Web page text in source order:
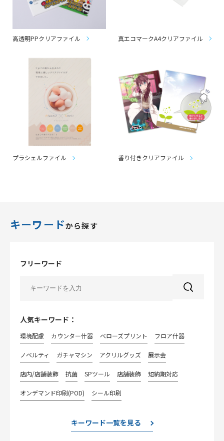
高透明PPクリアファイル 真エコマークA4クリアファイル
プラシェルファイル 香り付きクリアファイル
キーワードから探す
フリーワード
人気キーワード：
環境配慮 カウンター什器 べローズプリント フロア什器
ノベルティ ガチャマシン アクリルグッズ 展示会
店内/店舗装飾 抗菌 SPツール 店舗装飾 短納期対応
オンデマンド印刷(POD) シール印刷
キーワード一覧を見る